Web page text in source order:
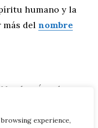
experience,
humano y la
más del nombre
Ángel a
Ángel en la